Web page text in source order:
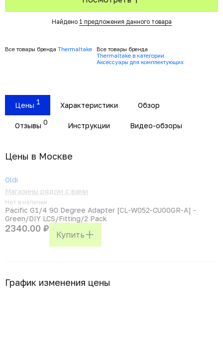
Найдено 1 предложения данного товара
Все товары бренда Thermaltake
Все товары бренда
Thermaltake в категории
Аксессуары для комплектующих
Цены 1 Характеристики Обзор
Отзывы 0 Инструкции Видео-обзоры
Цены в Москвe
Oldi
Магазины рядом с вами
Нет в наличии
Pacific G1/4 90 Degree Adapter [CL-W052-CU00GR-A] -
Green/DIY LCS/Fitting/2 Pack
2340.00 ₽
Купить
График изменения цены